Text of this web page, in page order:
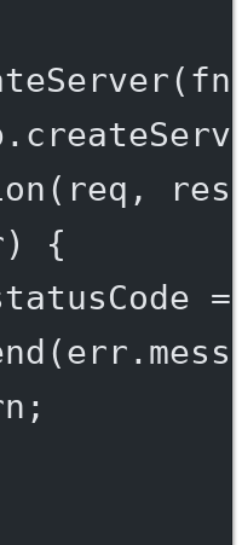
( fn
(req,
{
=
;